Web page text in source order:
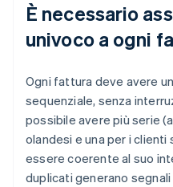
È necessario
univoco a ogni
Ogni fattura deve avere
sequenziale, senza
possibile avere più serie
olandesi e una per i
essere coerente al suo
duplicati generano